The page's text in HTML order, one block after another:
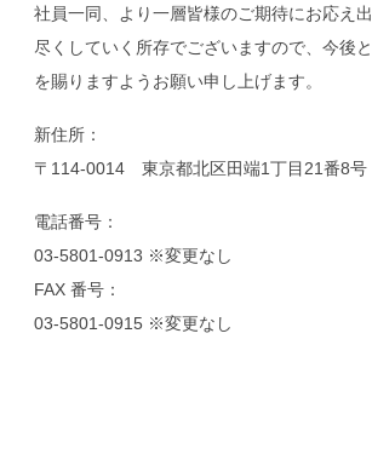
社員一同、より一層皆様のご期待にお応え
尽くしていく所存でございますので、今後
を賜りますようお願い申し上げます。
新住所：
〒114-0014 東京都北区田端1丁目21番8号
電話番号：
03-5801-0913 ※変更なし
FAX 番号：
03-5801-0915 ※変更なし